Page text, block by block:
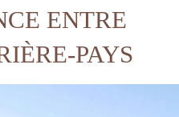
ENTRE
PAYS